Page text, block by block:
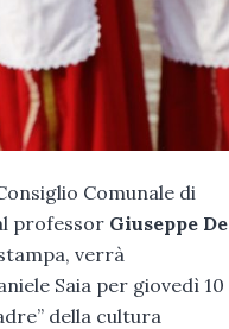
Comunale di
professor Giuseppe De
verrà
Saia per giovedì 10
della cultura